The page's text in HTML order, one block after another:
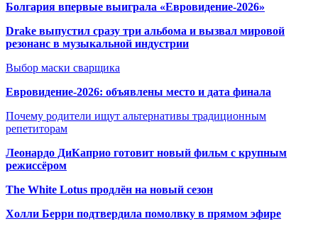
Болгария впервые выиграла «Евровидение-2026»
Drake выпустил сразу три альбома и вызвал мировой
резонанс в музыкальной индустрии
Выбор маски сварщика
Евровидение-2026: объявлены место и дата финала
Почему родители ищут альтернативы традиционным
репетиторам
Леонардо ДиКаприо готовит новый фильм с крупным
режиссёром
The White Lotus продлён на новый сезон
Холли Берри подтвердила помолвку в прямом эфире